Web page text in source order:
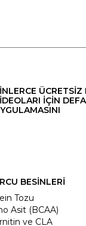
ÜCRETSİZ
İÇİN
BESİNLERİ
Tozu
Asit (BCAA)
ve CLA